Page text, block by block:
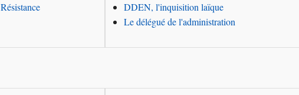
DDEN, l'inquisition laïque
Le délégué de l'administration